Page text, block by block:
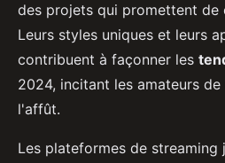
des projets qui promettent de
Leurs styles uniques et leurs
contribuent à façonner les
2024, incitant les amateurs
l'affût.
Les plateformes de streaming